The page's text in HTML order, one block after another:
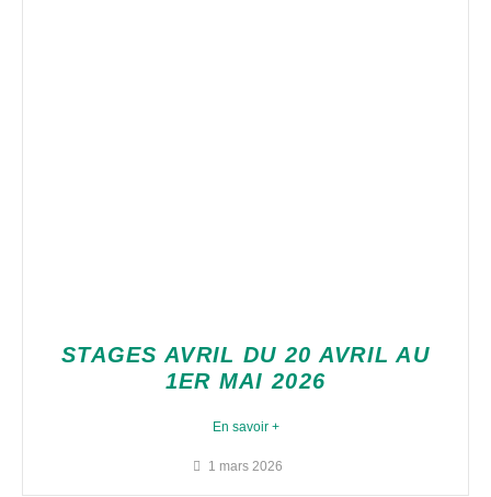
STAGES AVRIL DU 20 AVRIL AU
1ER MAI 2026
En savoir +
1 mars 2026